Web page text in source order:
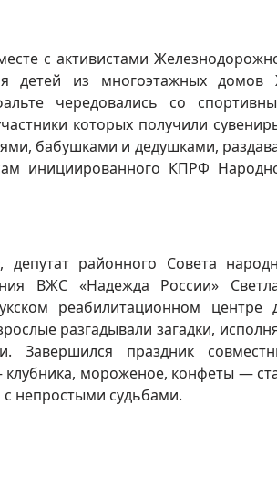
с активистами
детей из многоэтажных домов
чередовались со
которых получили
бабушками и дедушками,
инициированного КПРФ
районного Совета
ВЖС «Надежда России»
реабилитационном центре
разгадывали загадки,
праздник
мороженое, конфеты —
непростыми судьбами.